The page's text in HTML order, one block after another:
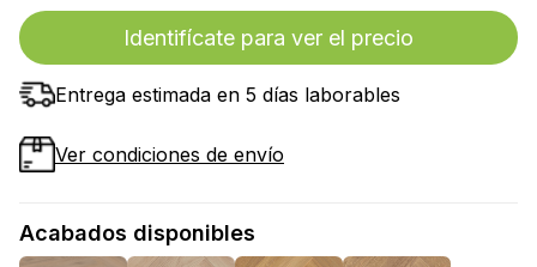
Identifícate para ver el precio
Entrega estimada en 5 días laborables
Ver condiciones de envío
Acabados disponibles